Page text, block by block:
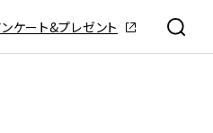
ケート&プレゼント